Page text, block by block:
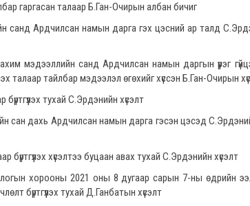
гаргасан талаар Б.Ган-Очирын албан бичиг
санд Ардчилсан намын дарга гэх цэсний ар талд
мэдээллийн санд Ардчилсан намын даргын үүрэг
талаар тайлбар мэдээлэл өгөхийг хүссэн Б.Ган-Очирын
тухай С.Эрдэнийн хүсэлт
сан дахь Ардчилсан намын дарга гэсэн цэсэд
хүсэлтээ буцаан авах тухай С.Эрдэнийн хүсэлт
хорооны 2021 оны 8 дугаар сарын 7-ны өдрийн
бүртгүүлэх тухай Д.Ганбатын хүсэлт